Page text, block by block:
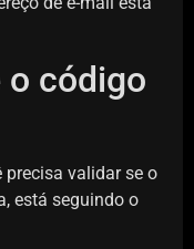
o código
precisa validar se o
está seguindo o